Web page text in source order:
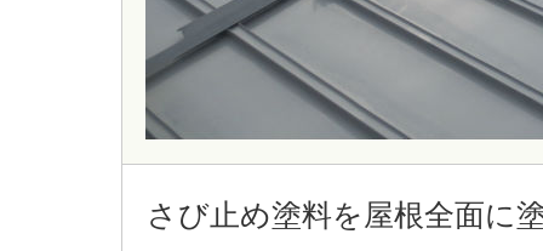
さび止め塗料を屋根全面に